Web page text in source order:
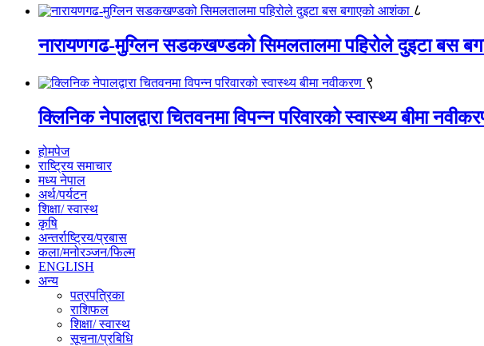
८
नारायणगढ-मुग्लिन सडकखण्डको सिमलतालमा पहिरोले दुइटा बस
९
क्लिनिक नेपालद्वारा चितवनमा विपन्न परिवारको स्वास्थ्य बीमा
होमपेज
राष्ट्रिय समाचार
मध्य नेपाल
अर्थ/पर्यटन
शिक्षा/ स्वास्थ
कृषि
अन्तर्राष्ट्रिय/प्रबास
कला/मनोरञ्जन/फिल्म
ENGLISH
अन्य
पत्रपत्रिका
राशिफल
शिक्षा/ स्वास्थ
सूचना/प्रबिधि